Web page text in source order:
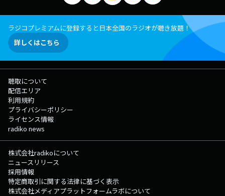
ラジコプレミアムに登録すると日本全国のラジオが聴き放題！
詳しくはこちら
聴取について
配信エリア
利用規約
プライバシーポリシー
ライセンス情報
radiko news
株式会社radikoについて
ニュースリリース
採用情報
特定商取引に関する法律に基づく表示
株式会社メディアプラットフォームラボについて